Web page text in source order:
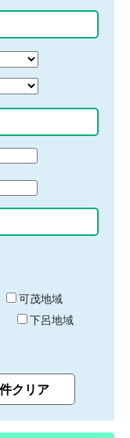
可茂地域
下呂地域